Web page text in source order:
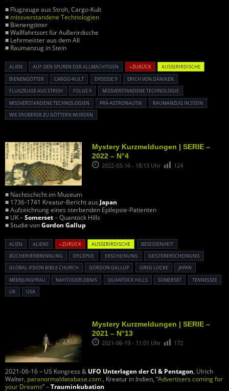
■ Flugzeuge aus Stroh, Cargo-Kult
■ missverstandene Technologien
■ Bienengötter
■ Wallfahrtsort für Außerirdische
■ Lehrmeister aus dem All
■ Raumanzug in Stein
ALIEN AUF DEN SPUREN DER ALLMÄCHTIGEN « ZURÜCK
AUSSERIRDISCHE
BIENENGÖTTER
CARGO-KULT EPISODE 9
ERICH VON DÄNIKEN
FLUGZEUGE AUS STROH
FOLGE 9
MISSVERSTANDENE TECHNOLOGIE
MISSVERSTANDENE TECHNOLOGIEN
PRÄ-ASTRONAUTIK
RAUMANZUG IN STEIN
WIE EROBERER ZU GÖTTERN WURDEN
Mystery Kurzmeldungen | SERIE –
2022 – N°4
2022-03-16 - 18:13 Uhr 124
■ Nachtschicht im Museum
■ 1736-1741 Kreatur-Bericht aus Japan
■ Aufzeichnung eines sterbenden Epilepsie-Patienten
■ UK –Somerset– Quantock Hills
■ Studie vonGordon Gallup
ALIEN ALIENS « ZURÜCK AUSSERIRDISCHE
BESESSENHEIT
BÜCHERVERBRENNUNG
EPILEPSIE ERSCHEINUNG
GEISTERERSCHEINUNG
GLOBAL VISION BIBLE CHURCH
GORDON GALLUP GREG LOCKE
JAPAN
MEERJUNGFRAU
NAHTODERLEBNIS QUANTOCK HILLS SOMERSET
TENNESSEE
UK
USA
Mystery Kurzmeldungen | SERIE –
2021 – N°13
2021-06-19 - 11:01 Uhr 172
2021-06-16 – US Kongress & UFO Unterlagen der CI & Pentagon, Ulrich
Walter, paranormaldatabase.com , Kreatur in Indien, “Advertisers coming for
your Dreams” –Trauminkubation